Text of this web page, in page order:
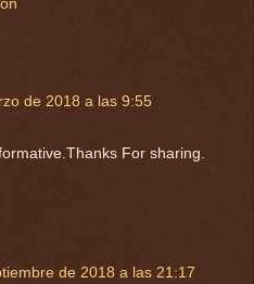
de 2018 a las 9:55
For sharing.
de 2018 a las 21:17